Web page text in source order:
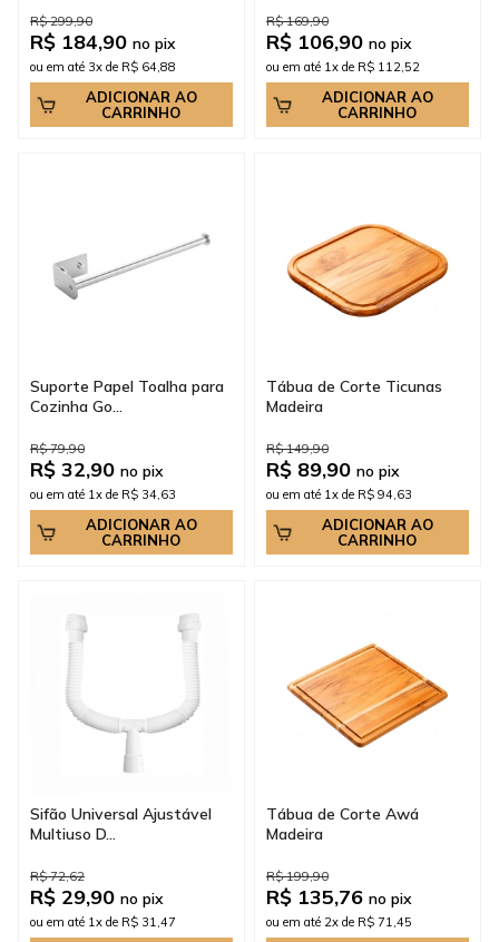
R$ 299,90
R$ 184,90 no pix
ou em até 3x de R$ 64,88
ADICIONAR AO
CARRINHO
R$ 169,90
R$ 106,90 no pix
ou em até 1x de R$ 112,52
ADICIONAR AO
CARRINHO
Suporte Papel Toalha para
Cozinha Go...
R$ 79,90
R$ 32,90 no pix
ou em até 1x de R$ 34,63
ADICIONAR AO
CARRINHO
Tábua de Corte Ticunas
Madeira
R$ 149,90
R$ 89,90 no pix
ou em até 1x de R$ 94,63
ADICIONAR AO
CARRINHO
Sifão Universal Ajustável
Multiuso D...
R$ 72,62
R$ 29,90 no pix
ou em até 1x de R$ 31,47
Tábua de Corte Awá
Madeira
R$ 199,90
R$ 135,76 no pix
ou em até 2x de R$ 71,45